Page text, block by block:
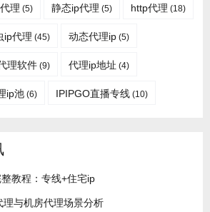
理 (5) 静态ip代理 (5) http代理 (18)
ip代理 (45) 动态代理ip (5)
理软件 (9) 代理ip地址 (4)
ip池 (6) IPIPGO直播专线 (10)
教程：专线+住宅ip
与机房代理场景分析